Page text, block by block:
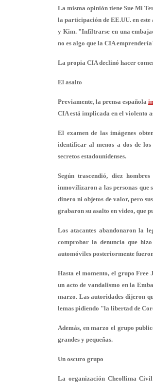
La misma opinión tiene Sue Mi
la participación de EE.UU. en
y Kim. "Infiltrarse en una
no es algo que la CIA
La propia CIA declinó hacer
El asalto
Previamente, la prensa española
CIA está implicada en el violento
El examen de las imágenes
identificar al menos a dos de los
secretos estadounidenses.
Según trascendió, diez hombres
inmovilizaron a las personas que
dinero ni objetos de valor, pero
grabaron su asalto en video, que
Los atacantes abandonaron la
comprobar la denuncia que
automóviles posteriormente
Hasta el momento, el grupoFree
un acto de vandalismo en la
marzo. Las autoridades dijeron
lemas pidiendo "la libertad de
Además, en marzo el grupo
grandes y pequeñas.
Un oscuro grupo
La organización Cheollima Civil